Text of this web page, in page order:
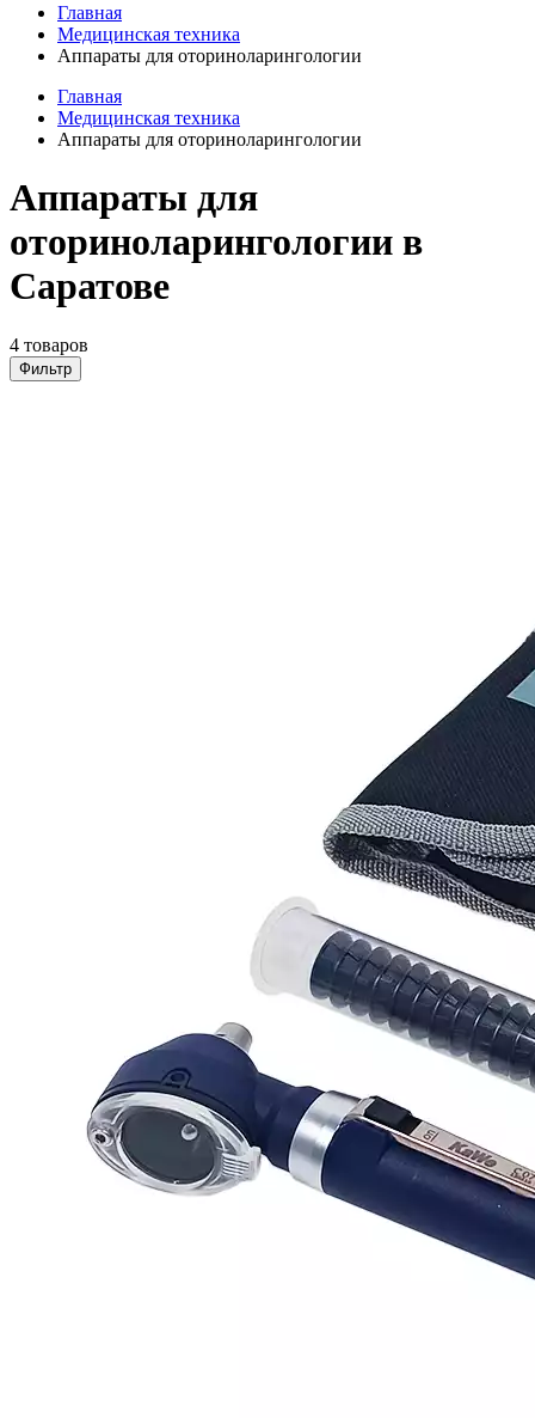
Главная
Медицинская техника
Аппараты для оториноларингологии
Главная
Медицинская техника
Аппараты для оториноларингологии
Аппараты для
оториноларингологии в
Саратове
4 товаров
Фильтр